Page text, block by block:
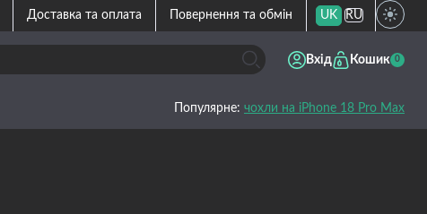
Доставка та оплата Повернення та обмін UK RU
Вхід Кошик 0
Популярне: чохли на iPhone 18 Pro Max